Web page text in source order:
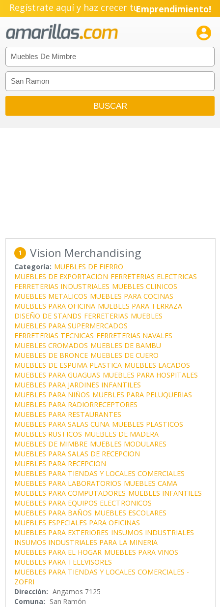
Regístrate aquí y haz crecer tuEmprendimiento!

1 Vision Merchandising
Categoría: MUEBLES DE FIERRO
MUEBLES DE EXPORTACION FERRETERIAS ELECTRICAS
FERRETERIAS INDUSTRIALES MUEBLES CLINICOS
MUEBLES METALICOS MUEBLES PARA COCINAS
MUEBLES PARA OFICINA MUEBLES PARA TERRAZA
DISEÑO DE STANDS FERRETERIAS MUEBLES
MUEBLES PARA SUPERMERCADOS
FERRETERIAS TECNICAS FERRETERIAS NAVALES
MUEBLES CROMADOS MUEBLES DE BAMBU
MUEBLES DE BRONCE MUEBLES DE CUERO
MUEBLES DE ESPUMA PLASTICA MUEBLES LACADOS
MUEBLES PARA GUAGUAS MUEBLES PARA HOSPITALES
MUEBLES PARA JARDINES INFANTILES
MUEBLES PARA NIÑOS MUEBLES PARA PELUQUERIAS
MUEBLES PARA RADIORRECEPTORES
MUEBLES PARA RESTAURANTES
MUEBLES PARA SALAS CUNA MUEBLES PLASTICOS
MUEBLES RUSTICOS MUEBLES DE MADERA
MUEBLES DE MIMBRE MUEBLES MODULARES
MUEBLES PARA SALAS DE RECEPCION
MUEBLES PARA RECEPCION
MUEBLES PARA TIENDAS Y LOCALES COMERCIALES
MUEBLES PARA LABORATORIOS MUEBLES CAMA
MUEBLES PARA COMPUTADORES MUEBLES INFANTILES
MUEBLES PARA EQUIPOS ELECTRONICOS
MUEBLES PARA BAÑOS MUEBLES ESCOLARES
MUEBLES ESPECIALES PARA OFICINAS
MUEBLES PARA EXTERIORES INSUMOS INDUSTRIALES
INSUMOS INDUSTRIALES PARA LA MINERIA
MUEBLES PARA EL HOGAR MUEBLES PARA VINOS
MUEBLES PARA TELEVISORES
MUEBLES PARA TIENDAS Y LOCALES COMERCIALES -
ZOFRI
Dirección: Angamos 7125
Comuna: San Ramón